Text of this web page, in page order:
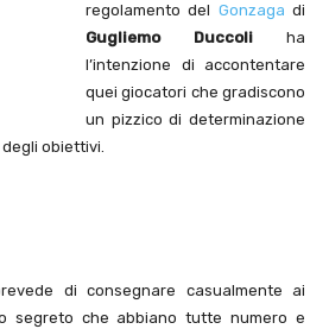
regolamento del Gonzaga di
Gugliemo Duccoli ha
l’intenzione di accontentare
quei giocatori che gradiscono
un pizzico di determinazione
obiettivi.
di consegnare casualmente ai
segreto che abbiano tutte numero e